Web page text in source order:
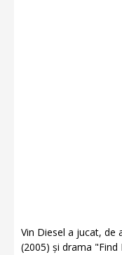
Vin Diesel a jucat, de
(2005) și drama